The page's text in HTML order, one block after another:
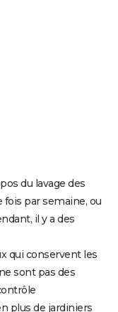
du lavage des
fois par semaine, ou
il y a des
qui conservent les
sont pas des
plus de jardiniers